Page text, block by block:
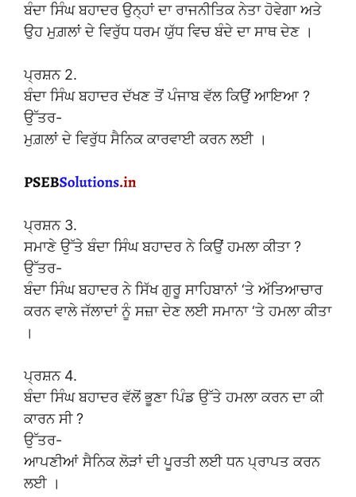
ਬੰਦਾ ਸਿੰਘ ਬਹਾਦਰ ਉਨ੍ਹਾਂ ਦਾ ਰਾਜਨੀਤਿਕ ਨੇਤਾ ਹੋਵੇਗਾ ਅਤੇ
ਉਹ ਮੁਗ਼ਲਾਂ ਦੇ ਵਿਰੁੱਧ ਧਰਮ ਯੁੱਧ ਵਿਚ ਬੰਦੇ ਦਾ ਸਾਥ ਦੇਣ ।
ਪ੍ਰਸ਼ਨ 2.
ਬੰਦਾ ਸਿੰਘ ਬਹਾਦਰ ਦੱਖਣ ਤੋਂ ਪੰਜਾਬ ਵੱਲ ਕਿਉਂ ਆਇਆ ?
ਉੱਤਰ-
ਮੁਗ਼ਲਾਂ ਦੇ ਵਿਰੁੱਧ ਸੈਨਿਕ ਕਾਰਵਾਈ ਕਰਨ ਲਈ ।
ਪ੍ਰਸ਼ਨ 3.
ਸਮਾਣੇ ਉੱਤੇ ਬੰਦਾ ਸਿੰਘ ਬਹਾਦਰ ਨੇ ਕਿਉਂ ਹਮਲਾ ਕੀਤਾ ?
ਉੱਤਰ-
ਬੰਦਾ ਸਿੰਘ ਬਹਾਦਰ ਨੇ ਸਿੱਖ ਗੁਰੂ ਸਾਹਿਬਾਨਾਂ ‘ਤੇ ਅੱਤਿਆਚਾਰ
ਕਰਨ ਵਾਲੇ ਜੱਲਾਦਾਂ ਨੂੰ ਸਜ਼ਾ ਦੇਣ ਲਈ ਸਮਾਨਾ ‘ਤੇ ਹਮਲਾ ਕੀਤਾ
।
ਪ੍ਰਸ਼ਨ 4.
ਬੰਦਾ ਸਿੰਘ ਬਹਾਦਰ ਵੱਲੋਂ ਭੂਣਾ ਪਿੰਡ ਉੱਤੇ ਹਮਲਾ ਕਰਨ ਦਾ ਕੀ
ਕਾਰਨ ਸੀ ?
ਉੱਤਰ-
ਆਪਣੀਆਂ ਸੈਨਿਕ ਲੋੜਾਂ ਦੀ ਪੂਰਤੀ ਲਈ ਧਨ ਪ੍ਰਾਪਤ ਕਰਨ
ਲਈ ।